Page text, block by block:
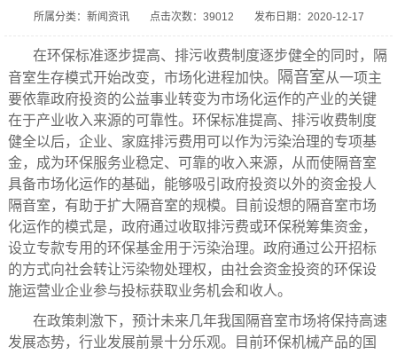
所属分类：新闻资讯 点击次数：39012 发布日期：2020-12-17
在环保标准逐步提高、排污收费制度逐步健全的同时，隔
音室生存模式开始改变，市场化进程加快。
隔音室从一项主
要依靠政府投资的公益事业转变为市场化运作的产业的关键
在于产业收入来源的可靠性。环保标准提高、排污收费制度
健全以后，企业、家庭排污费用可以作为污染治理的专项基
金，成为环保服务业稳定、可靠的收入来源，从而使隔音室
具备市场化运作的基础，能够吸引政府投资以外的资金投人
隔音室，有助于扩大隔音室的规模。目前设想的隔音室市场
化运作的模式是，政府通过收取排污费或环保税筹集资金，
设立专款专用的环保基金用于污染治理。政府通过公开招标
的方式向社会转让污染物处理权，由社会资金投资的环保设
施运营业企业参与投标获取业务机会和收人。
在政策刺激下，预计未来几年我国隔音室市场将保持高速
发展态势，行业发展前景十分乐观。目前环保机械产品的国